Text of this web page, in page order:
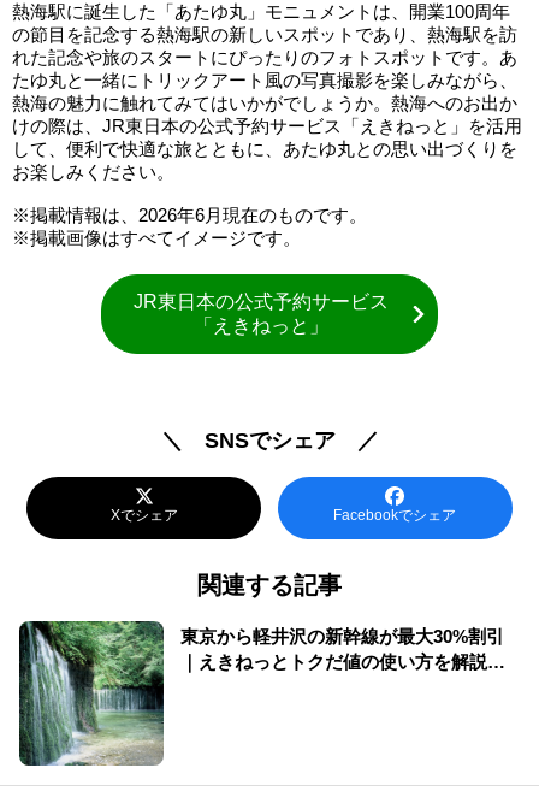
熱海駅に誕生した「あたゆ丸」モニュメントは、開業100周年
の節目を記念する熱海駅の新しいスポットであり、熱海駅を訪
れた記念や旅のスタートにぴったりのフォトスポットです。あ
たゆ丸と一緒にトリックアート風の写真撮影を楽しみながら、
熱海の魅力に触れてみてはいかがでしょうか。熱海へのお出か
けの際は、JR東日本の公式予約サービス「えきねっと」を活用
して、便利で快適な旅とともに、あたゆ丸との思い出づくりを
お楽しみください。
※掲載情報は、2026年6月現在のものです。
※掲載画像はすべてイメージです。
JR東日本の公式予約サービス
「えきねっと」
＼ SNSでシェア ／
Xでシェア Facebookでシェア
関連する記事
東京から軽井沢の新幹線が最大30%割引
｜えきねっとトクだ値の使い方を解説